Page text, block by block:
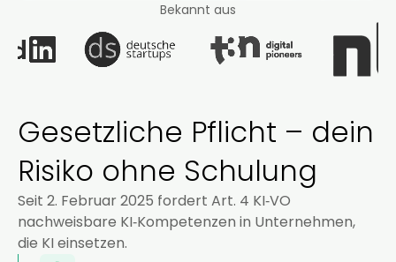
Bekannt aus
Gesetzliche Pflicht – dein
Risiko ohne Schulung
Seit 2. Februar 2025 fordert Art. 4 KI‑VO
nachweisbare KI‑Kompetenzen in Unternehmen,
die KI einsetzen.